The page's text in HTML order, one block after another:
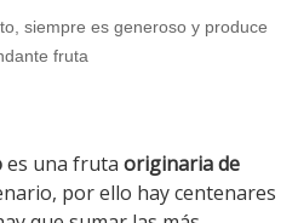
siempre es generoso y produce
fruta
es una fruta originaria de
por ello hay centenares